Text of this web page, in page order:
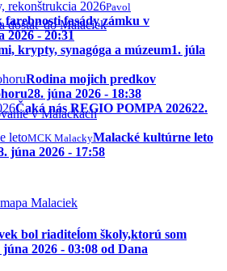
dostať do Malaciek
v Malackách
Malaciek
Pavol
farebnosti fasády zámku v
2026 - 20:31
krypty, synagóga a múzeum1. júla
Rodina mojich predkov
28. júna 2026 - 18:38
Čaká nás REGIO POMPA 202622.
MCK MalackyMalacké kultúrne leto
júna 2026 - 17:58
bol riaditeĺom školy,ktorú som
júna 2026 - 03:08 od Dana